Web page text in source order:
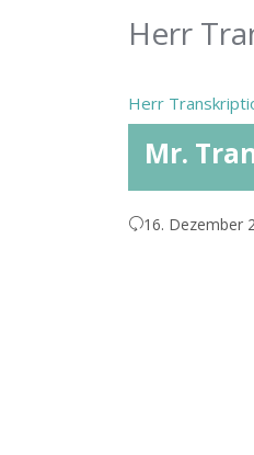
Herr
Herr
Mr.
16. Dezember